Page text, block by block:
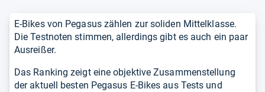
ein.
und
E-Bikes von Pegasus zählen zur soliden Mittelklasse.
Die Testnoten stimmen, allerdings gibt es auch ein paar
Ausreißer.
Das Ranking zeigt eine objektive Zusammenstellung
der aktuell besten Pegasus E-Bikes aus Tests und